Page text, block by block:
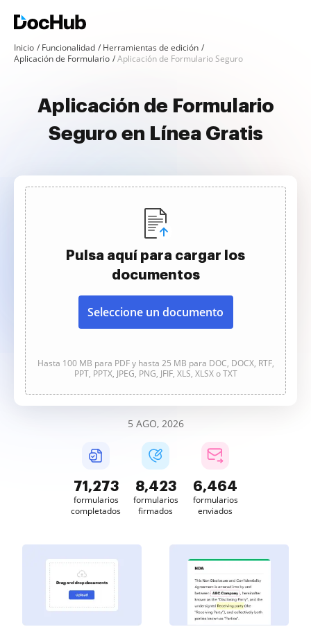
Inicio Funcionalidad
Herramientas de edición
Aplicación de Formulario
Aplicación de Formulario Seguro
Aplicación de Formulario
Seguro en Línea Gratis
Pulsa aquí para cargar los
documentos
Seleccione un documento
Hasta 100 MB para PDF y hasta 25 MB para DOC, DOCX, RTF,
PPT, PPTX, JPEG, PNG, JFIF, XLS, XLSX o TXT
5 AGO, 2026
71,273
formularios
completados
8,423
formularios
firmados
6,464
formularios
enviados